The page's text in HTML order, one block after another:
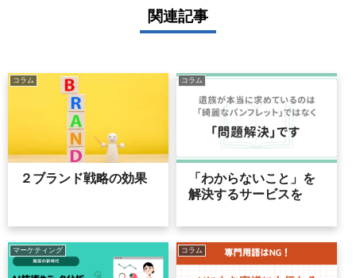
関連記事
コラム
２ブランド戦略の効果
コラム
「わからないこと」を
解決するサービスを
マーケティング コラム